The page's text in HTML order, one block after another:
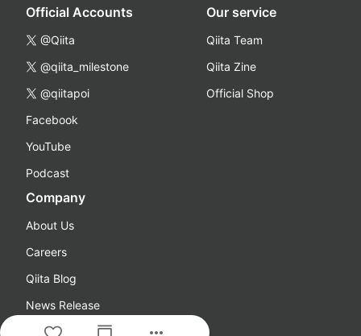
Official Accounts
@Qiita
@qiita_milestone
@qiitapoi
Facebook
YouTube
Podcast
Our service
Qiita Team
Qiita Zine
Official Shop
Company
About Us
Careers
Qiita Blog
News Release